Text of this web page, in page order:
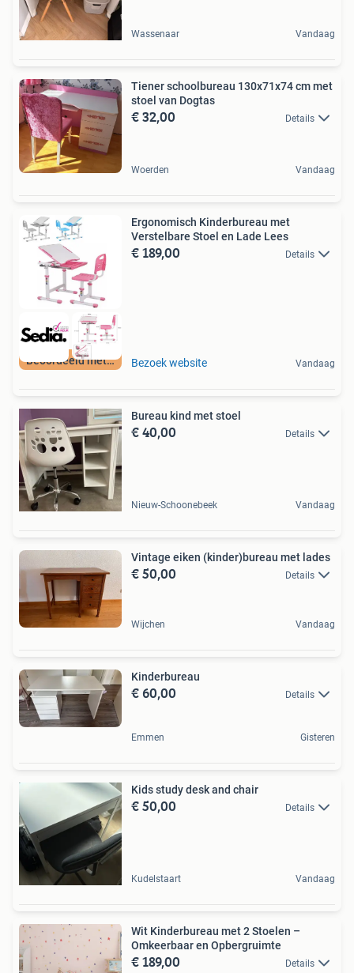
Wassenaar Vandaag
Tiener schoolbureau 130x71x74 cm met
stoel van Dogtas
€ 32,00 Details
Woerden Vandaag
Beoordeeld met 9+
Ergonomisch Kinderbureau met
Verstelbare Stoel en Lade Lees
€ 189,00 Details
Bezoek website Vandaag
Bureau kind met stoel
€ 40,00 Details
Nieuw-Schoonebeek Vandaag
Vintage eiken (kinder)bureau met lades
€ 50,00 Details
Wijchen Vandaag
Kinderbureau
€ 60,00 Details
Emmen Gisteren
Kids study desk and chair
€ 50,00 Details
Kudelstaart Vandaag
Wit Kinderbureau met 2 Stoelen –
Omkeerbaar en Opbergruimte
€ 189,00 Details